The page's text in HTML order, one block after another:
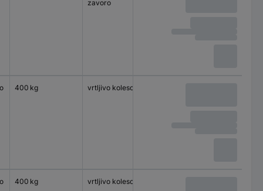
zavoro
400 kg vrtljivo kolesce
400 kg vrtljivo kolesce